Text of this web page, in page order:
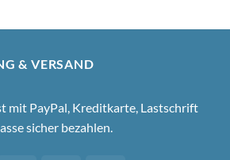
& VERSAND
mit PayPal, Kreditkarte, Lastschrift
sicher bezahlen.